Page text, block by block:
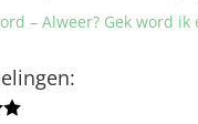
– Alweer? Gek word ik